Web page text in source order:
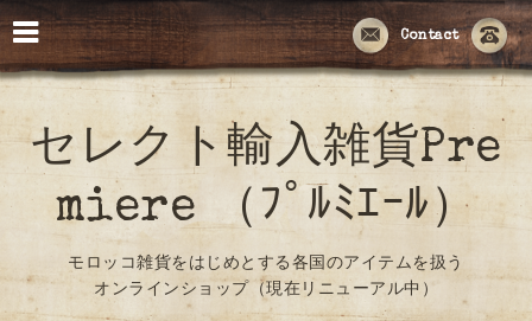
Contact
セレクト輸入雑貨Pre
miere （ﾌﾟﾙﾐｴｰﾙ）
モロッコ雑貨をはじめとする各国のアイテムを扱う
オンラインショップ（現在リニューアル中）